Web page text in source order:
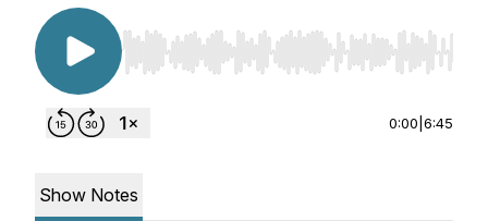
Use Left/Right to seek, Home/End to jump to
0:00 6:45
Show Notes